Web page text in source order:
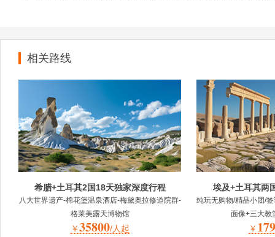
相关路线
希腊+土耳其2国18天独家深度行程
八大世界遗产-棉花堡温泉酒店-梅黛奥拉修道院群-
格莱美露天博物馆
￥35800/人起
埃及+土耳其两
纯玩无购物/精品小团/
面像+三大教
￥